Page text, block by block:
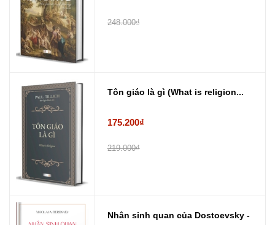
248.000₫
Tôn giáo là gì (What is religion...
175.200₫
219.000₫
Nhân sinh quan của Dostoevsky -